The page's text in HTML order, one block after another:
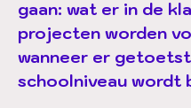
gaan: wat er in de
projecten worden
wanneer er
schoolniveau wordt